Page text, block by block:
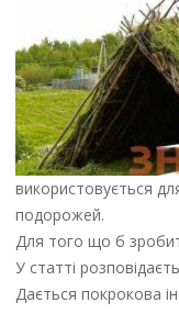
використовується
подорожей.
Для того що б
У статті
Дається покрокова